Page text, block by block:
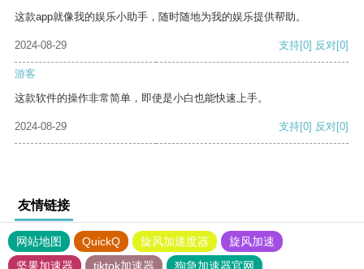
这款app就像我的娱乐小助手，随时随地为我的娱乐提供帮助。
2024-08-29 支持[0] 反对[0]
游客
这款软件的操作非常简单，即使是小白也能快速上手。
2024-08-29 支持[0] 反对[0]
友情链接
网站地图 QuickQ 旋风加速度器
旋风加速
坚果加速器
tiktok加速器
狗急加速器官网